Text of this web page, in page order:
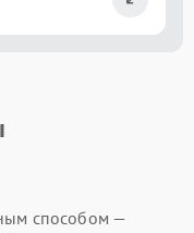
способом —